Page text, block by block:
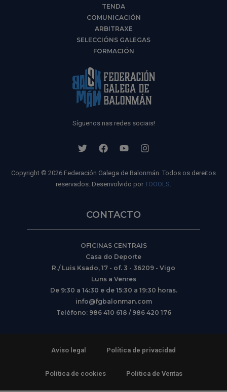
TENDA
COMUNICACIÓN
ARBITRAXE
SELECCIÓNS GALEGAS
FORMACIÓN
Síguenos nas redes sociais!
Copyright © 2026 Federación Galega de Balonmán. Todos os dereitos
reservados. Desenvolvido por TOOOLS.
CONTACTO
OFICINAS CENTRAIS
Casa do Deporte
R./ Luis Ksado, 17 - of. 3 - 36209 - Vigo
Luns a Venres
De 9:30 a 14:30 e de 15:30 a 19:30 horas.
info@fgbalonman.com
Teléfono: 986 410 618 / 986 420 176
Aviso legal Política de privacidad
Política de cookies Política de Ventas